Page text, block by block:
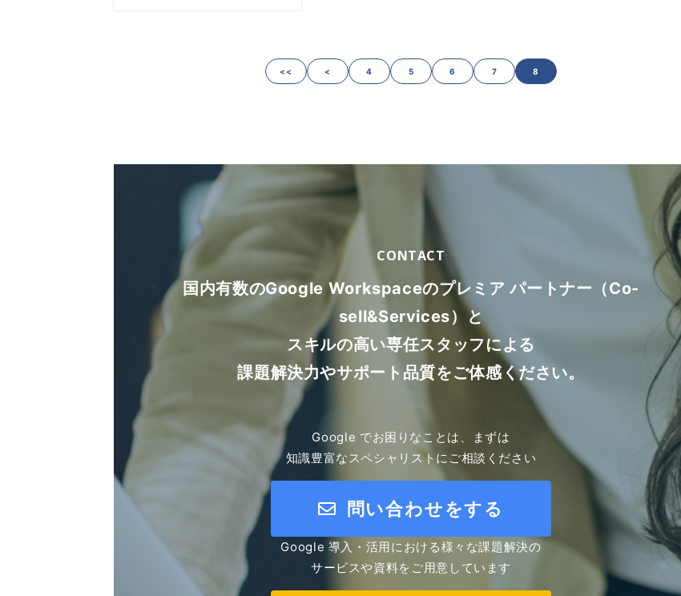
<< < 4 5 6 7 8
CONTACT
国内有数のGoogle Workspaceのプレミア パートナー（Co-
sell&Services）と
スキルの高い専任スタッフによる
課題解決力やサポート品質をご体感ください。
Google でお困りなことは、まずは
知識豊富なスペシャリストにご相談ください
問い合わせをする
Google 導入・活用における様々な課題解決の
サービスや資料をご用意しています